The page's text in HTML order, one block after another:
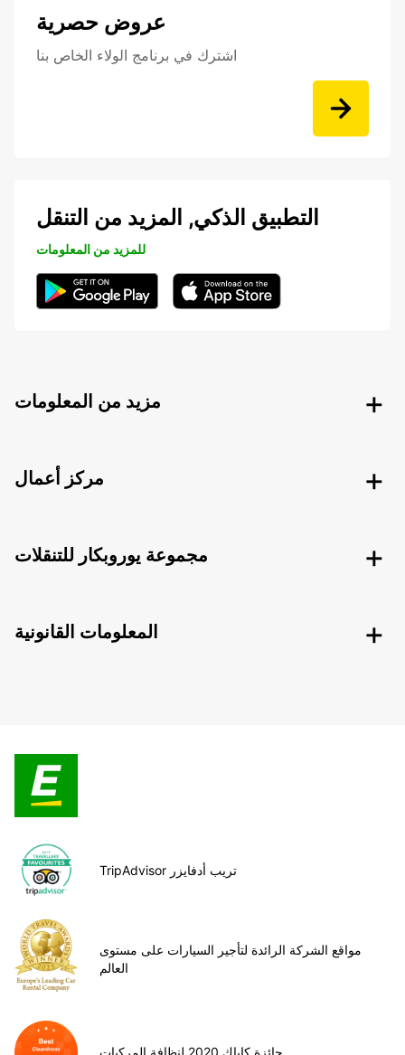
عروض حصرية
اشترك في برنامج الولاء الخاص بنا
التطبيق الذكي, المزيد من التنقل
للمزيد من المعلومات
مزيد من المعلومات
مركز أعمال
مجموعة يوروبكار للتنقلات
المعلومات القانونية
TripAdvisor تريب أدفايزر
مواقع الشركة الرائدة لتأجير السيارات على مستوى
العالم
جائزة كاياك 2020 لنظافة المركبات